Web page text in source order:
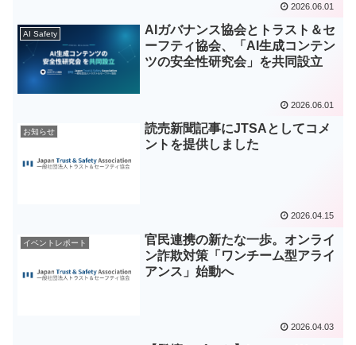
2026.06.01
AI Safety
AIガバナンス協会とトラスト＆セ
ーフティ協会、「AI生成コンテン
ツの安全性研究会」を共同設立
2026.06.01
お知らせ
読売新聞記事にJTSAとしてコメ
ントを提供しました
2026.04.15
イベントレポート
官民連携の新たな一歩。オンライ
ン詐欺対策「ワンチーム型アライ
アンス」始動へ
2026.04.03